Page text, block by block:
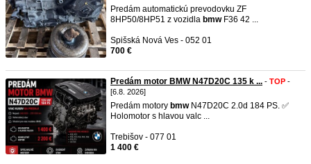
Predám automatickú prevodovku ZF
8HP50/8HP51 z vozidla bmwF36 42 ...
Spišská Nová Ves - 052 01
700 €
Predám motor BMW N47D20C 135 k ... - TOP -
[6.8. 2026]
Predám motory bmwN47D20C 2.0d 184 PS. ✅
Holomotor s hlavou valc ...
Trebišov - 077 01
1 400 €